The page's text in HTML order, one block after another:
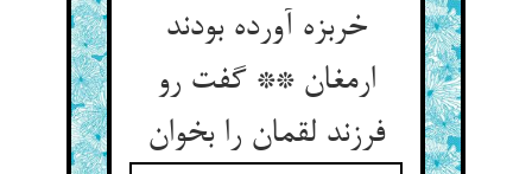
خربزه آورده بودند
ارمغان ** گفت رو
فرزند لقمان را بخوان‏